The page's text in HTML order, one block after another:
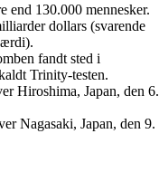
end 130.000 mennesker.
dollars (svarende
fandt sted i
Trinity-testen.
Hiroshima, Japan, den 6.
Nagasaki, Japan, den 9.